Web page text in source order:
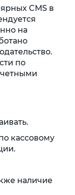
CMS в
на
по
кассовому
наличие